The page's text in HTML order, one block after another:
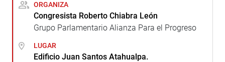
ORGANIZA
Congresista Roberto Chiabra León
Grupo Parlamentario Alianza Para el Progreso
LUGAR
Edificio Juan Santos Atahualpa.